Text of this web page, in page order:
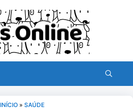
INÍCIO » SAÚDE